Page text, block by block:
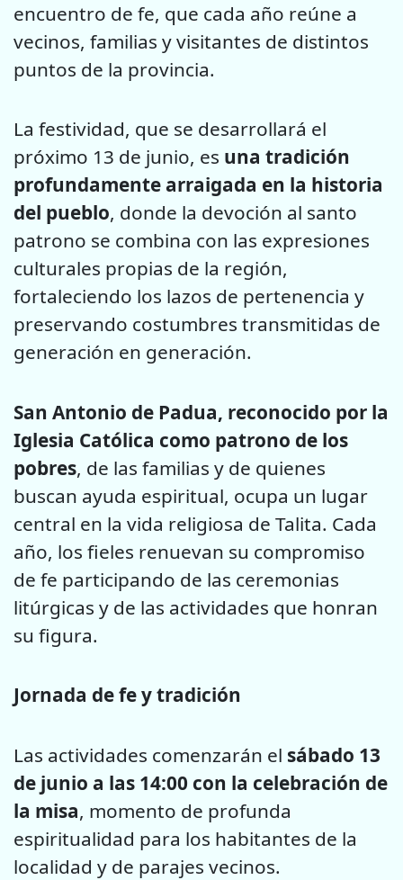
encuentro de fe, que cada año reúne a
vecinos, familias y visitantes de distintos
puntos de la provincia.
La festividad, que se desarrollará el
próximo 13 de junio, es una tradición
profundamente arraigada en la historia
del pueblo, donde la devoción al santo
patrono se combina con las expresiones
culturales propias de la región,
fortaleciendo los lazos de pertenencia y
preservando costumbres transmitidas de
generación en generación.
San Antonio de Padua, reconocido por la
Iglesia Católica como patrono de los
pobres, de las familias y de quienes
buscan ayuda espiritual, ocupa un lugar
central en la vida religiosa de Talita. Cada
año, los fieles renuevan su compromiso
de fe participando de las ceremonias
litúrgicas y de las actividades que honran
su figura.
Jornada de fe y tradición
Las actividades comenzarán el sábado 13
de junio a las 14:00 con la celebración de
la misa, momento de profunda
espiritualidad para los habitantes de la
localidad y de parajes vecinos.